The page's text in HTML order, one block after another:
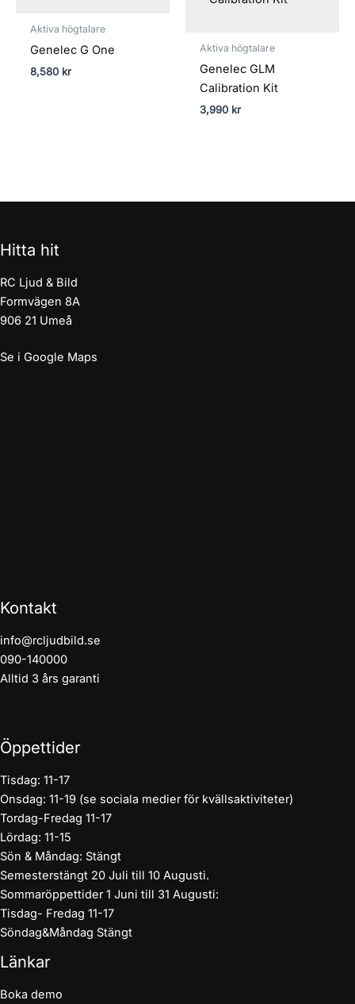
Aktiva högtalare
Genelec G One
8,580 kr
Aktiva högtalare
Genelec GLM
Calibration Kit
3,990 kr
Hitta hit
RC Ljud & Bild
Formvägen 8A
906 21 Umeå
Se i Google Maps
Kontakt
info@rcljudbild.se
090-140000
Alltid 3 års garanti
Öppettider
Tisdag: 11-17
Onsdag: 11-19 (se sociala medier för kvällsaktiviteter)
Tordag-Fredag 11-17
Lördag: 11-15
Sön & Måndag: Stängt
Semesterstängt 20 Juli till 10 Augusti.
Sommaröppettider 1 Juni till 31 Augusti:
Tisdag- Fredag 11-17
Söndag&Måndag Stängt
Länkar
Boka demo